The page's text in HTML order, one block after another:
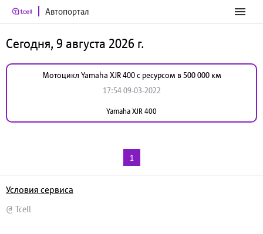
Автопортал
Сегодня, 9 августа 2026 г.
Мотоцикл Yamaha XJR 400 с ресурсом в 500 000 км
17:54 09-03-2022
Yamaha XJR 400
1
@ Tcell
Условия сервиса